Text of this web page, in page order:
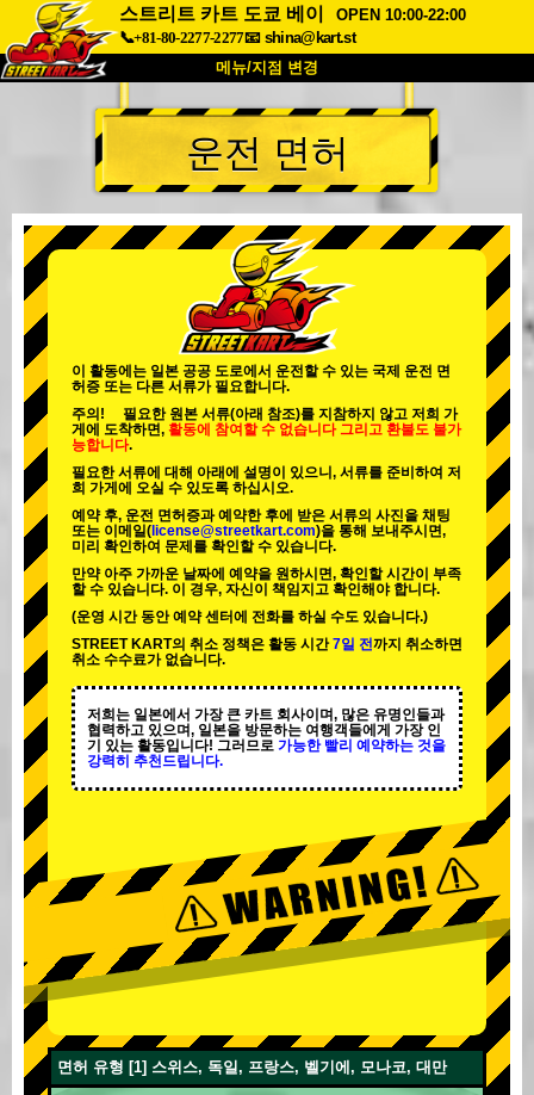
스트리트 카트 도쿄 베이
OPEN 10:00-22:00
📞+81-80-2277-2277📧 shina@kart.st
메뉴/지점 변경
최상단
소개 사양 가격
회사 정보 예약
지점 변경
도쿄 시나가와 #1
도쿄 아키하바라#2 도쿄 시부야
도쿄 시부야 애넥스
도쿄 아사쿠사 오사카
오키나와
운전 면허
이 활동에는 일본 공공 도로에서 운전할 수 있는 국제 운전 면
허증 또는 다른 서류가 필요합니다.
주의! 필요한 원본 서류(아래 참조)를 지참하지 않고 저희 가
게에 도착하면, 활동에 참여할 수 없습니다 그리고 환불도 불가
능합니다.
필요한 서류에 대해 아래에 설명이 있으니, 서류를 준비하여 저
희 가게에 오실 수 있도록 하십시오.
예약 후, 운전 면허증과 예약한 후에 받은 서류의 사진을 채팅
또는 이메일( license@streetkart.com)을 통해 보내주시면,
미리 확인하여 문제를 확인할 수 있습니다.
만약 아주 가까운 날짜에 예약을 원하시면, 확인할 시간이 부족
할 수 있습니다. 이 경우, 자신이 책임지고 확인해야 합니다.
(운영 시간 동안 예약 센터에 전화를 하실 수도 있습니다.)
STREET KART의 취소 정책은 활동 시간7일 전까지 취소하면
취소 수수료가 없습니다.
저희는 일본에서 가장 큰 카트 회사이며, 많은 유명인들과
협력하고 있으며, 일본을 방문하는 여행객들에게 가장 인
기 있는 활동입니다! 그러므로 가능한 빨리 예약하는 것을
강력히 추천드립니다.
면허 유형 [1] 스위스, 독일, 프랑스, 벨기에, 모나코, 대만